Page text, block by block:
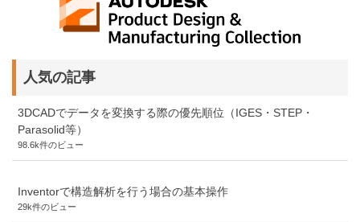
人気の記事
3DCADでデータを変換する際の優先順位（IGES・STEP・
Parasolid等）
98.6k件のビュー
Inventorで構造解析を行う場合の基本操作
29k件のビュー